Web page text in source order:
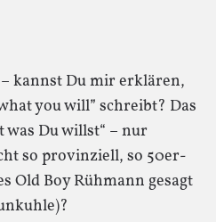
– kannst Du mir erklären,
you will” schreibt? Das
Du willst“ – nur
so provinziell, so 50er-
Old Boy Rühmann gesagt